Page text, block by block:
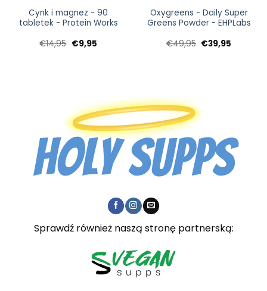
Cynk i magnez - 90
tabletek - Protein Works
€14,95 Pierwotna
cena
€9,95Aktualna
Oxygreens - Daily Super
Greens Powder - EHPLabs
€49,95 Pierwotna
cena
€39,95
Sprawdź również naszą stronę partnerską: